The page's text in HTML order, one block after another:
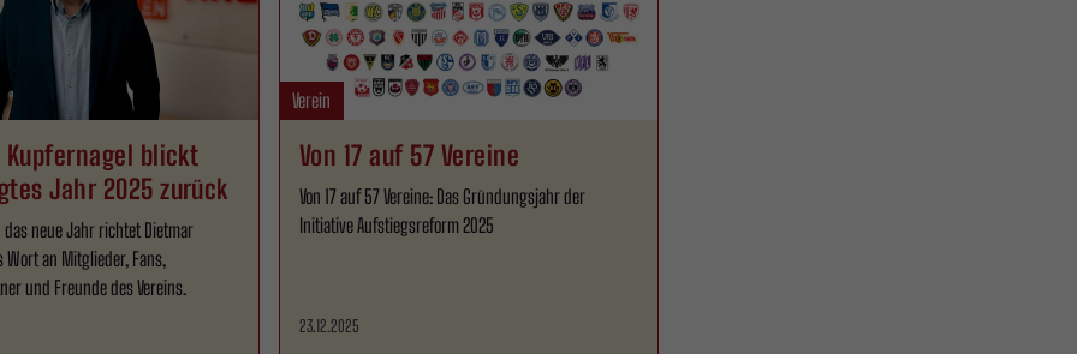
Kupfernagel blickt
Jahr 2025 zurück
neue Jahr richtet Dietmar
Wort an Mitglieder, Fans,
und Freunde des Vereins.
Verein
Von 17 auf 57 Vereine
Von 17 auf 57 Vereine: Das Gründungsjahr der
Initiative Aufstiegsreform 2025
23.12.2025